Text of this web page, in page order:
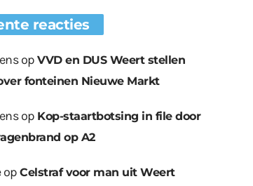
reacties
opVVD en DUS Weert stellen
fonteinen Nieuwe Markt
op Kop-staartbotsing in file door
op A2
opCelstraf voor man uit Weert